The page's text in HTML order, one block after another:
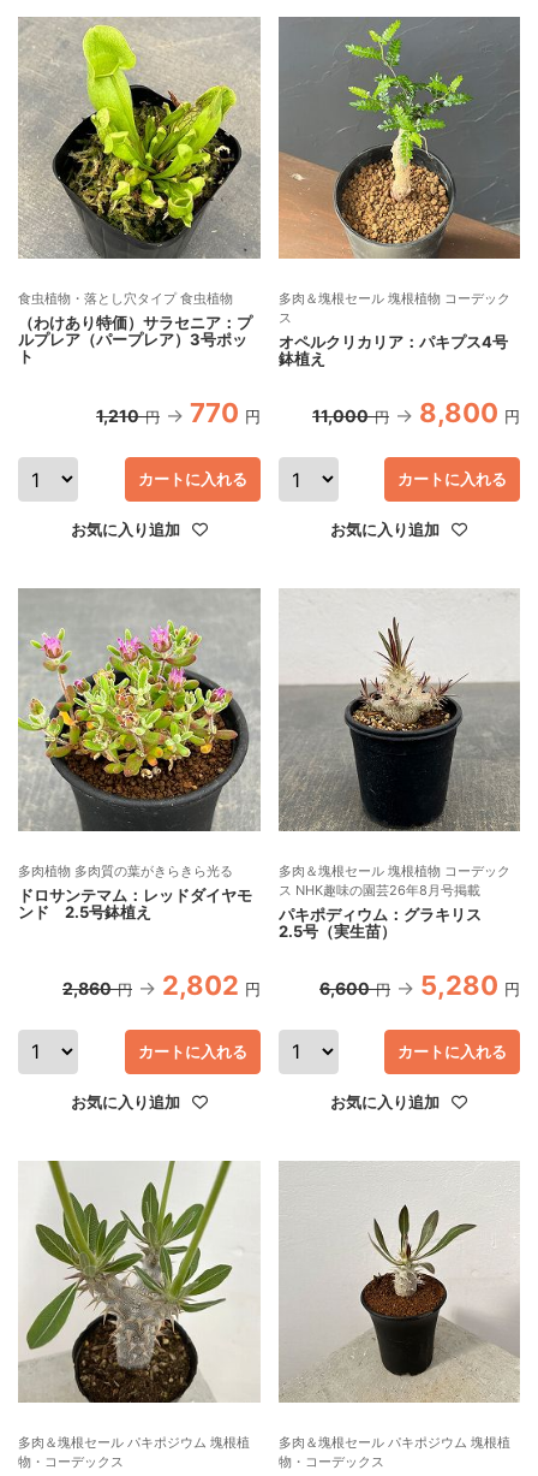
食虫植物・落とし穴タイプ 食虫植物
（わけあり特価）サラセニア：プ
ルプレア（パープレア）3号ポッ
ト
1,210 円 770 円
お気に入り追加
カートに入れる
多肉＆塊根セール 塊根植物 コーデック
ス
オペルクリカリア：パキプス4号
鉢植え
11,000 円 8,800 円
お気に入り追加
カートに入れる
多肉植物 多肉質の葉がきらきら光る
ドロサンテマム：レッドダイヤモ
ンド 2.5号鉢植え
2,860 円 2,802 円
お気に入り追加
カートに入れる
多肉＆塊根セール 塊根植物 コーデック
ス NHK趣味の園芸26年8月号掲載
パキポディウム：グラキリス
2.5号（実生苗）
6,600 円 5,280 円
お気に入り追加
カートに入れる
多肉＆塊根セール パキポジウム 塊根植
物・コーデックス
多肉＆塊根セール パキポジウム 塊根植
物・コーデックス